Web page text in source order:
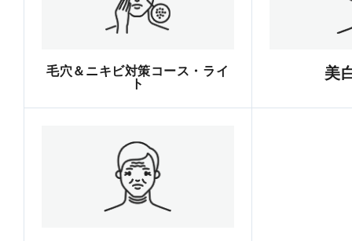
毛穴＆ニキビ対策コース・ライ
ト
美